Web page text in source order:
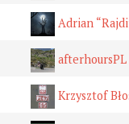
Adrian
afterhoursPL
Krzysztof